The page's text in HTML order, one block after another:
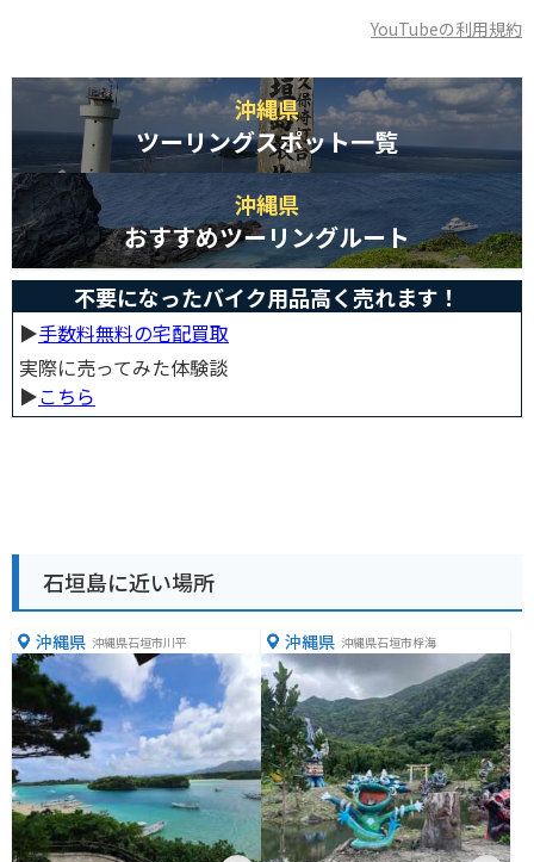
YouTubeの利用規約
沖縄県
ツーリングスポット一覧
沖縄県
おすすめツーリングルート
不要になったバイク用品高く売れます！
▶︎手数料無料の宅配買取
実際に売ってみた体験談
▶︎こちら
石垣島に近い場所
沖縄県 沖縄県石垣市川平 沖縄県 沖縄県石垣市桴海